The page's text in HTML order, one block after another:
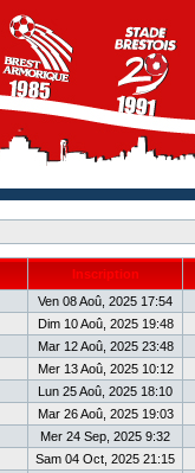
Inscription
Ven 08 Aoû, 2025 17:54
Dim 10 Aoû, 2025 19:48
Mar 12 Aoû, 2025 23:48
Mer 13 Aoû, 2025 10:12
Lun 25 Aoû, 2025 18:10
Mar 26 Aoû, 2025 19:03
Mer 24 Sep, 2025 9:32
Sam 04 Oct, 2025 21:15